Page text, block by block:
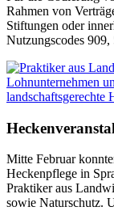
Rahmen von
Stiftungen oder
Nutzungscodes
Mitte Februar
Heckenpflege in
Praktiker aus
sowie Naturschutz.